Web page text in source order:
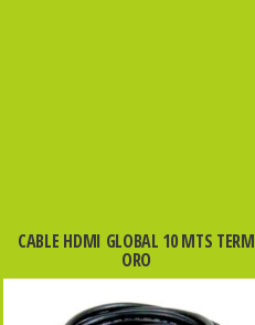
CABLE HDMI GLOBAL 10 MTS TERM
ORO